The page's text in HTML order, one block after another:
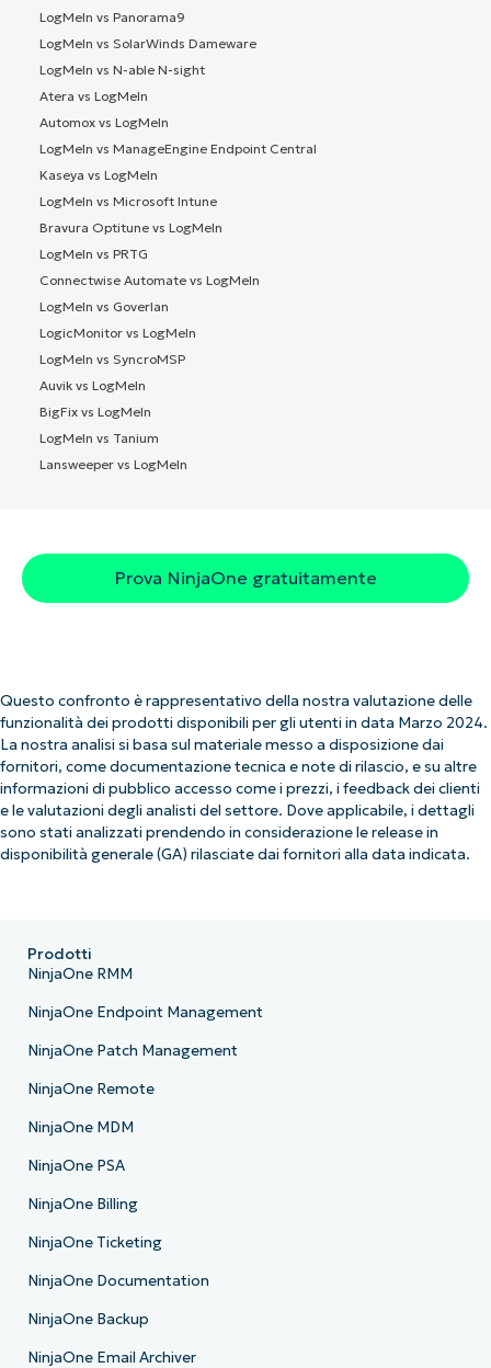
LogMeIn vs Panorama9
LogMeIn vs SolarWinds Dameware
LogMeIn vs N-able N-sight
Atera vs LogMeIn
Automox vs LogMeIn
LogMeIn vs ManageEngine Endpoint Central
Kaseya vs LogMeIn
LogMeIn vs Microsoft Intune
Bravura Optitune vs LogMeIn
LogMeIn vs PRTG
Connectwise Automate vs LogMeIn
LogMeIn vs Goverlan
LogicMonitor vs LogMeIn
LogMeIn vs SyncroMSP
Auvik vs LogMeIn
BigFix vs LogMeIn
LogMeIn vs Tanium
Lansweeper vs LogMeIn
Prova NinjaOne gratuitamente
Questo confronto è rappresentativo della nostra valutazione delle
funzionalità dei prodotti disponibili per gli utenti in data Marzo 2024.
La nostra analisi si basa sul materiale messo a disposizione dai
fornitori, come documentazione tecnica e note di rilascio, e su altre
informazioni di pubblico accesso come i prezzi, i feedback dei clienti
e le valutazioni degli analisti del settore. Dove applicabile, i dettagli
sono stati analizzati prendendo in considerazione le release in
disponibilità generale (GA) rilasciate dai fornitori alla data indicata.
Prodotti
NinjaOne RMM
NinjaOne Endpoint Management
NinjaOne Patch Management
NinjaOne Remote
NinjaOne MDM
NinjaOne PSA
NinjaOne Billing
NinjaOne Ticketing
NinjaOne Documentation
NinjaOne Backup
NinjaOne Email Archiver